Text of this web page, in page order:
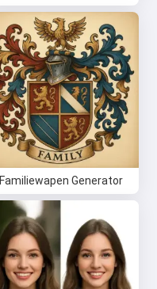
Familiewapen Generator